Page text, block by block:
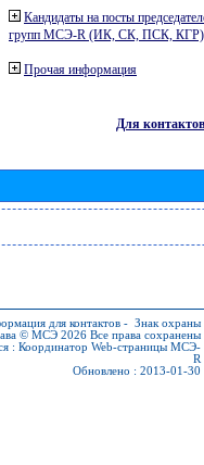
Кандидаты на посты
групп МСЭ-R (ИК, СК, ПСК, КГР)
Прочая информация
Для контактов
для контактов - Знак охраны
© МСЭ 2026 Все права сохранены
: Координатор Web-страницы МСЭ-
R
Обновлено : 2013-01-30